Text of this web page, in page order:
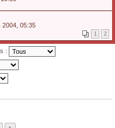
2004, 05:35
1 2
: